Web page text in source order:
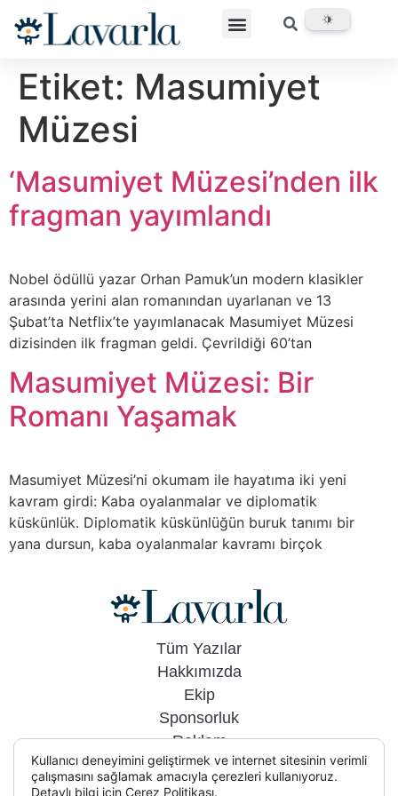
Etiket: Masumiyet
Müzesi
‘Masumiyet Müzesi’nden ilk
fragman yayımlandı
Nobel ödüllü yazar Orhan Pamuk’un modern klasikler
arasında yerini alan romanından uyarlanan ve 13
Şubat’ta Netflix’te yayımlanacak Masumiyet Müzesi
dizisinden ilk fragman geldi. Çevrildiği 60’tan
Masumiyet Müzesi: Bir
Romanı Yaşamak
Masumiyet Müzesi’ni okumam ile hayatıma iki yeni
kavram girdi: Kaba oyalanmalar ve diplomatik
küskünlük. Diplomatik küskünlüğün buruk tanımı bir
yana dursun, kaba oyalanmalar kavramı birçok
Tüm Yazılar
Hakkımızda
Ekip
Sponsorluk
Reklam
İletişim
Kullanıcı deneyimini geliştirmek ve internet sitesinin verimli
çalışmasını sağlamak amacıyla çerezleri kullanıyoruz.
Detaylı bilgi için Çerez Politikası.